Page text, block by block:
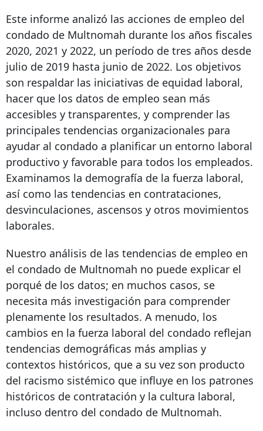
Este informe analizó las acciones de empleo del
condado de Multnomah durante los años fiscales
2020, 2021 y 2022, un período de tres años desde
julio de 2019 hasta junio de 2022. Los objetivos
son respaldar las iniciativas de equidad laboral,
hacer que los datos de empleo sean más
accesibles y transparentes, y comprender las
principales tendencias organizacionales para
ayudar al condado a planificar un entorno laboral
productivo y favorable para todos los empleados.
Examinamos la demografía de la fuerza laboral,
así como las tendencias en contrataciones,
desvinculaciones, ascensos y otros movimientos
laborales.
Nuestro análisis de las tendencias de empleo en
el condado de Multnomah no puede explicar el
porqué de los datos; en muchos casos, se
necesita más investigación para comprender
plenamente los resultados. A menudo, los
cambios en la fuerza laboral del condado reflejan
tendencias demográficas más amplias y
contextos históricos, que a su vez son producto
del racismo sistémico que influye en los patrones
históricos de contratación y la cultura laboral,
incluso dentro del condado de Multnomah.